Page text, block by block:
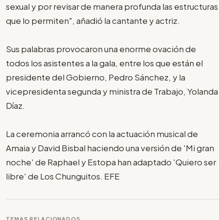
sexual y por revisar de manera profunda las estructuras
que lo permiten", añadió la cantante y actriz.
Sus palabras provocaron una enorme ovación de
todos los asistentes a la gala, entre los que están el
presidente del Gobierno, Pedro Sánchez, y la
vicepresidenta segunda y ministra de Trabajo, Yolanda
Díaz.
La ceremonia arrancó con la actuación musical de
Amaia y David Bisbal haciendo una versión de 'Mi gran
noche' de Raphael y Estopa han adaptado 'Quiero ser
libre' de Los Chunguitos. EFE
TEMAS RELACIONADOS